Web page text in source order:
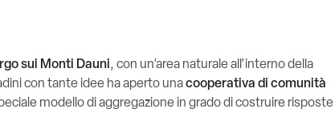
sui Monti Dauni, con un’area naturale all’interno della
con tante idee ha aperto unacooperativa di comunità
modello di aggregazione in grado di costruire risposte